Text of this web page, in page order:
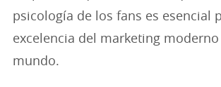
psicología de los fans es esencial
excelencia del marketing moderno
mundo.